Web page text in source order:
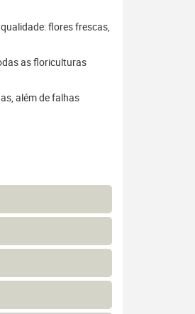
flores frescas,
as floriculturas
além de falhas